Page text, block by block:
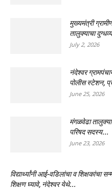
मुख्यमंत्री
तालुक्याचा
July 2, 2026
नंदेश्वर
पोलीस स्टेशन,
June 25, 2026
मंगळवेढा
परिषद सदस्य...
June 23, 2026
विद्यार्थ्यांनी आई-वडिलांचा व शिक्षकांचा
शिक्षण घ्यावे, नंदेश्वर येथे...